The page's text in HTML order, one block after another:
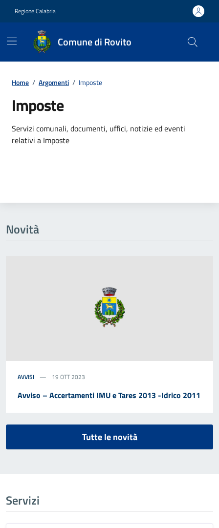
Regione Calabria
Comune di Rovito
Home / Argomenti / Imposte
Imposte
Dettagli dell'argomento
Servizi comunali, documenti, uffici, notizie ed eventi
relativi a Imposte
Novità
AVVISI 19 OTT 2023
Avviso – Accertamenti IMU e Tares 2013 -Idrico 2011
Tutte le novità
Servizi